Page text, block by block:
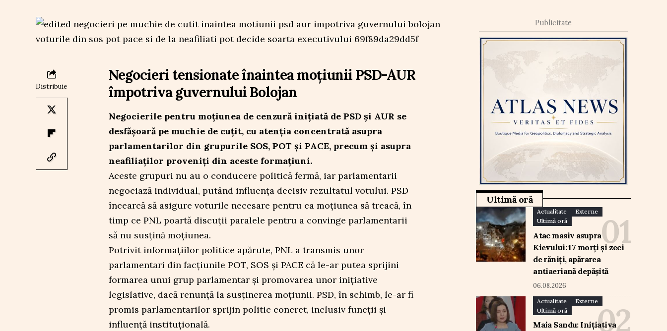
Distribuie
Negocieri tensionate înaintea moțiunii PSD-AUR
împotriva guvernului Bolojan
Negocierile pentru moțiunea de cenzură inițiată de PSD și AUR se
desfășoară pe muchie de cuțit, cu atenția concentrată asupra
parlamentarilor din grupurile SOS, POT și PACE, precum și asupra
neafiliaților proveniți din aceste formațiuni.
Aceste grupuri nu au o conducere politică fermă, iar parlamentarii
negociază individual, putând influența decisiv rezultatul votului. PSD
încearcă să asigure voturile necesare pentru ca moțiunea să treacă, în
timp ce PNL poartă discuții paralele pentru a convinge parlamentarii
să nu susțină moțiunea.
Potrivit informațiilor politice apărute, PNL a transmis unor
parlamentari din facțiunile POT, SOS și PACE că le-ar putea sprijini
formarea unui grup parlamentar și promovarea unor inițiative
legislative, dacă renunță la susținerea moțiunii. PSD, în schimb, le-ar fi
promis parlamentarilor sprijin politic concret, inclusiv funcții și
influență instituțională.
Publicitate
Ultimă oră
Actualitate
Externe
Ultimă oră
Atac masiv asupra
Kievului: 17 morți și zeci
de răniți, apărarea
antiaeriană depășită
06.08.2026
Actualitate
Externe
Ultimă oră
Maia Sandu: Inițiativa